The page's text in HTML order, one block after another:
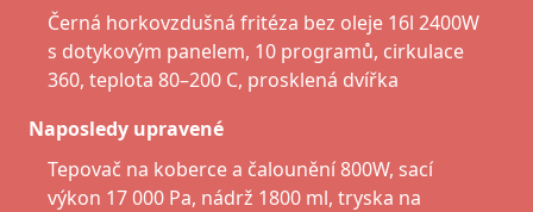
Černá horkovzdušná fritéza bez oleje 16l 2400W
s dotykovým panelem, 10 programů, cirkulace
360, teplota 80–200 C, prosklená dvířka
Naposledy upravené
Tepovač na koberce a čalounění 800W, sací
výkon 17 000 Pa, nádrž 1800 ml, tryska na